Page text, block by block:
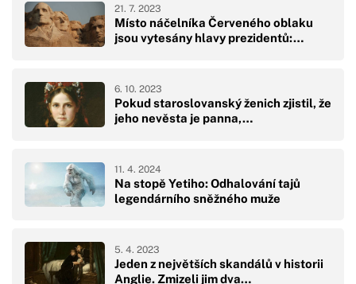
Místo náčelníka Červeného oblaku
jsou vytesány hlavy prezidentů:…
21. 7. 2023
Pokud staroslovanský ženich zjistil, že
jeho nevěsta je panna,…
6. 10. 2023
Na stopě Yetiho: Odhalování tajů
legendárního sněžného muže
11. 4. 2024
Jeden z největších skandálů v historii
Anglie. Zmizeli jim dva…
5. 4. 2023